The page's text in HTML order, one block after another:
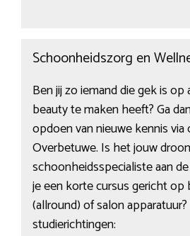
Schoonheidszorg en
Ben jij zo iemand die gek is
beauty te maken heeft? Ga
opdoen van nieuwe kennis via
Overbetuwe. Is het jouw
schoonheidsspecialiste aan
je een korte cursus gericht
(allround) of salon
studierichtingen: